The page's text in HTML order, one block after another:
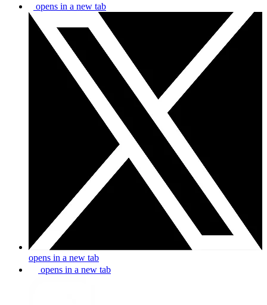
opens in a new tab
opens in a new tab
opens in a new tab